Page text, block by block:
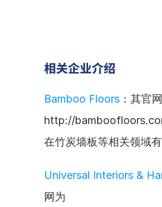
相关企业介绍
Bamboo Floors ：其官
http://
在竹炭墙板等相关领域有
Universal Interiors &
网为